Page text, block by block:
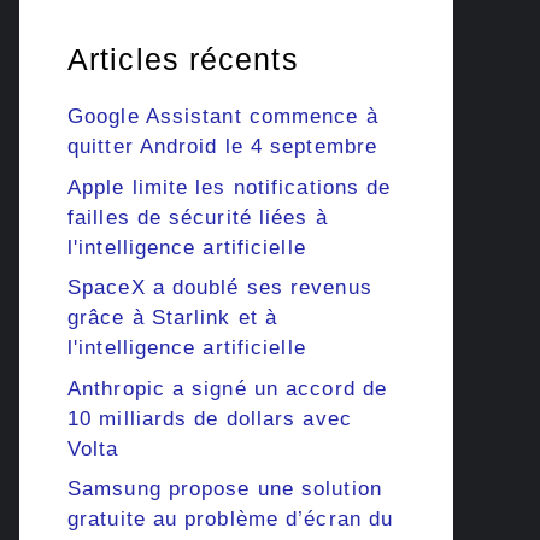
Articles récents
Google Assistant commence à
quitter Android le 4 septembre
Apple limite les notifications de
failles de sécurité liées à
l'intelligence artificielle
SpaceX a doublé ses revenus
grâce à Starlink et à
l'intelligence artificielle
Anthropic a signé un accord de
10 milliards de dollars avec
Volta
Samsung propose une solution
gratuite au problème d’écran du